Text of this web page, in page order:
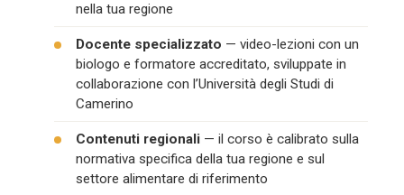
nella tua regione
Docente specializzato — video-lezioni con un
biologo e formatore accreditato, sviluppate in
collaborazione con l’Università degli Studi di
Camerino
Contenuti regionali — il corso è calibrato sulla
normativa specifica della tua regione e sul
settore alimentare di riferimento